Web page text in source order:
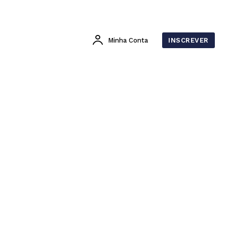
Minha Conta INSCREVER